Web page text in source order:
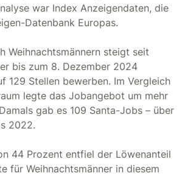
war Index Anzeigendaten, die
Datenbank Europas.
Weihnachtsmännern steigt seit
bis zum 8. Dezember 2024
129 Stellen bewerben. Im Vergleich
legte das Jobangebot um mehr
gab es 109 Santa-Jobs – über
2022.
44 Prozent entfiel der Löwenanteil
für Weihnachtsmänner in diesem